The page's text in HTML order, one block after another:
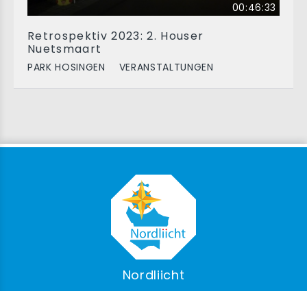
00:46:33
Retrospektiv 2023: 2. Houser
Nuetsmaart
PARK HOSINGEN VERANSTALTUNGEN
Nordliicht